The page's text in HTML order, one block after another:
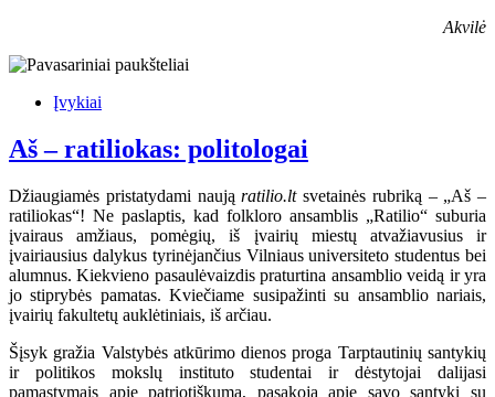
Akvilė
Įvykiai
Aš – ratiliokas: politologai
Džiaugiamės pristatydami naująratilio.ltsvetainės rubriką – „Aš –
ratiliokas“! Ne paslaptis, kad folkloro ansamblis „Ratilio“ suburia
įvairaus amžiaus, pomėgių, iš įvairių miestų atvažiavusius ir
įvairiausius dalykus tyrinėjančius Vilniaus universiteto studentus bei
alumnus. Kiekvieno pasaulėvaizdis praturtina ansamblio veidą ir yra
jo stiprybės pamatas. Kviečiame susipažinti su ansamblio nariais,
įvairių fakultetų auklėtiniais, iš arčiau.
Šįsyk gražia Valstybės atkūrimo dienos proga Tarptautinių santykių
ir politikos mokslų instituto studentai ir dėstytojai dalijasi
pamąstymais apie patriotiškumą, pasakoja apie savo santykį su